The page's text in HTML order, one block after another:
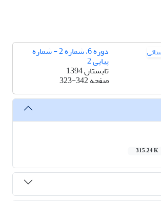
دوره 6، شماره 2 - شماره
پیاپی 2
تابستان 1394
صفحه323-342
315.24 K